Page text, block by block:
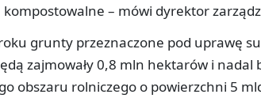
– mówi dyrektor
grunty przeznaczone pod uprawę
zajmowały 0,8 mln hektarów i nadal
obszaru rolniczego o powierzchni 5